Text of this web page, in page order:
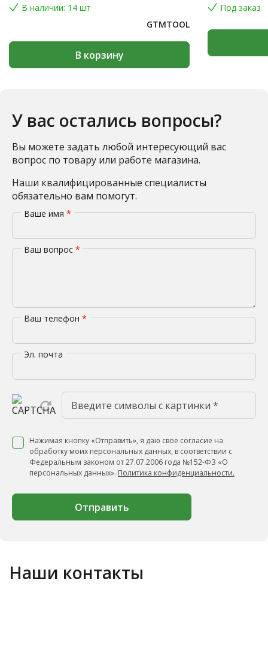
В наличии: 14 шт
GTMTOOL
В корзину
Под заказ
У вас остались вопросы?
Вы можете задать любой интересующий вас
вопрос по товару или работе магазина.
Наши квалифицированные специалисты
обязательно вам помогут.
Ваше имя *
Ваш вопрос *
Ваш телефон *
Эл. почта
Нажимая кнопку «Отправить», я даю свое согласие на
обработку моих персональных данных, в соответствии с
Федеральным законом от 27.07.2006 года №152-ФЗ «О
персональных данных». Политика конфиденциальности.
Отправить
Наши контакты